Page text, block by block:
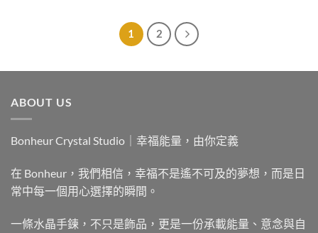
1 2
ABOUT US
Bonheur Crystal Studio｜幸福能量，由你定義
在 Bonheur，我們相信，幸福不是遙不可及的夢想，而是日
常中每一個用心選擇的瞬間。
一條水晶手鍊，不只是飾品，更是一份承載能量、意念與自